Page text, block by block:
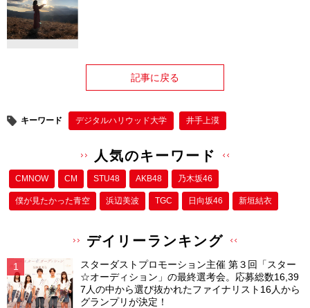
記事に戻る
キーワード デジタルハリウッド大学 井手上漠
人気のキーワード
CMNOW CM STU48 AKB48 乃木坂46
僕が⾒たかった⻘空 浜辺美波 TGC 日向坂46 新垣結衣
デイリーランキング
スターダストプロモーション主催 第３回「スター
☆オーディション」の最終選考会。応募総数16,39
7人の中から選び抜かれたファイナリスト16人から
グランプリが決定！